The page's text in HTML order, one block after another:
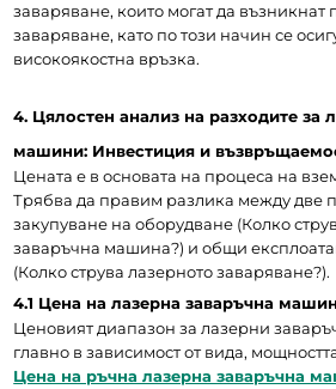
заваряване, които могат да възникнат
заваряване, като по този начин се
високоякостна връзка.
4. Цялостен анализ на разходите за
машини: Инвестиция и
Цената е в основата на процеса на
Трябва да правим разлика между две
закупуване на оборудване (Колко
заваръчна машина?) и общи
(Колко струва лазерното заваряване?).
4.1 Цена на лазерна заваръчна
Ценовият диапазон за лазерни
главно в зависимост от вида,
Цена на ръчна лазерна заваръчна